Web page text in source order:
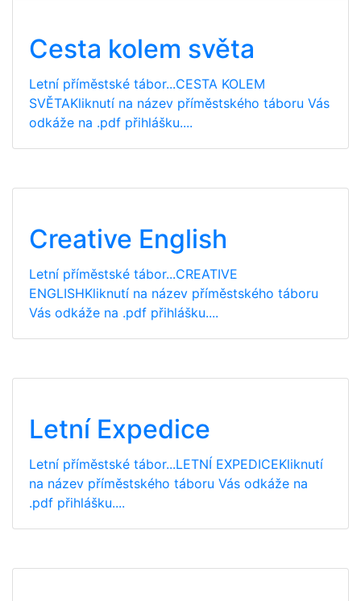
Cesta kolem světa
Letní příměstské tábor...CESTA KOLEM
SVĚTAKliknutí na název příměstského táboru Vás
odkáže na .pdf přihlášku....
Creative English
Letní příměstské tábor...CREATIVE
ENGLISHKliknutí na název příměstského táboru
Vás odkáže na .pdf přihlášku....
Letní Expedice
Letní příměstské tábor...LETNÍ EXPEDICEKliknutí
na název příměstského táboru Vás odkáže na
.pdf přihlášku....